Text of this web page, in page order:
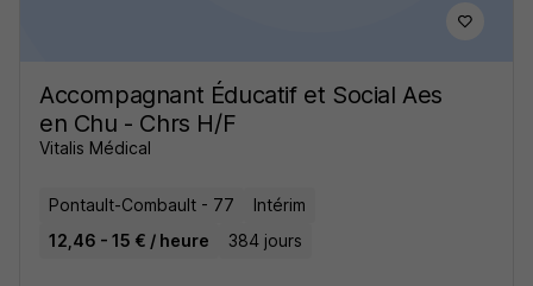
Accompagnant Éducatif et Social Aes
en Chu - Chrs H/F
Vitalis Médical
Pontault-Combault - 77
Intérim
12,46 - 15 € / heure
384 jours